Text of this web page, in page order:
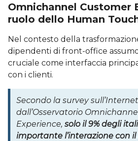
Omnichannel Customer
ruolo dello Human
Nel contesto della
dipendenti di front-office
cruciale come interfaccia
con i clienti.
Secondo la survey
dall’Osservatorio
Experience, solo il 9% degli
importante l’interazione con